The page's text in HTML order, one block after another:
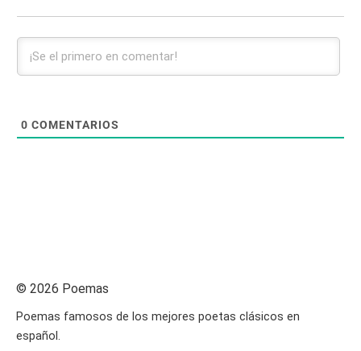
0 COMENTARIOS
© 2026 Poemas
Poemas famosos de los mejores poetas clásicos en
español.